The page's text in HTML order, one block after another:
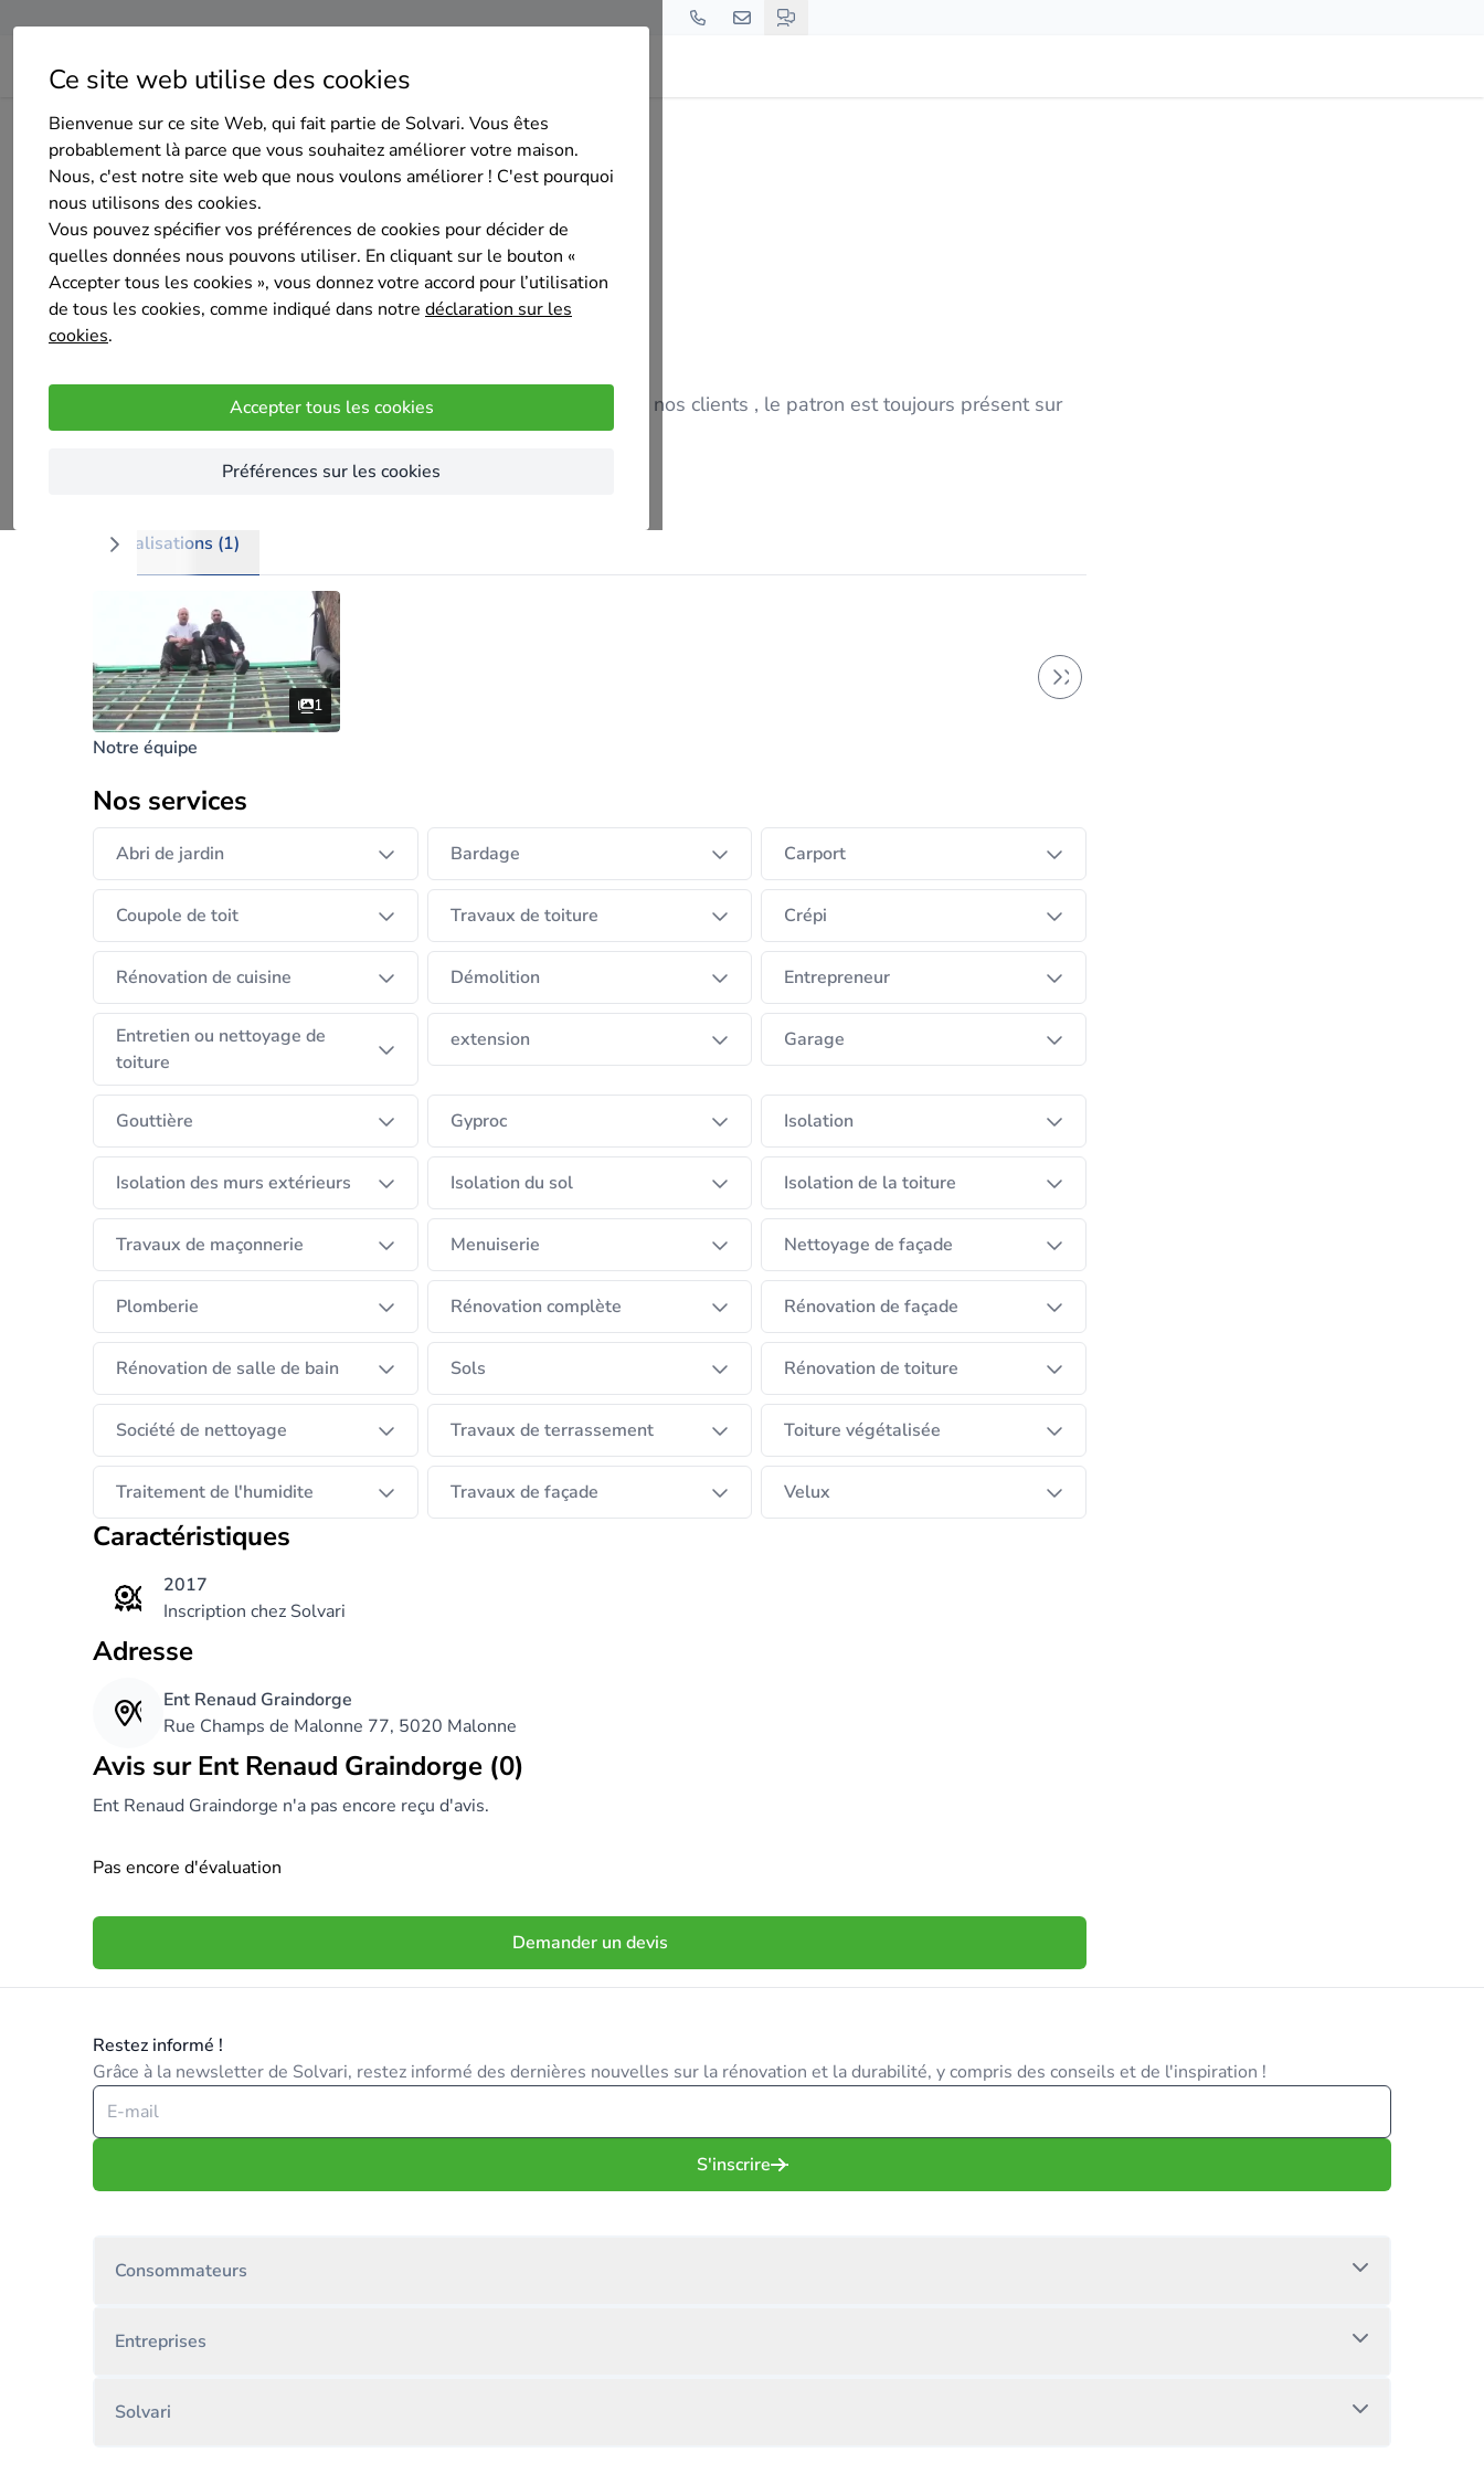
Ce site web utilise des cookies
Bienvenue sur ce site Web, qui fait partie de Solvari. Vous êtes
probablement là parce que vous souhaitez améliorer votre maison.
Nous, c'est notre site web que nous voulons améliorer ! C'est pourquoi
nous utilisons des cookies.
Vous pouvez spécifier vos préférences de cookies pour décider de
quelles données nous pouvons utiliser. En cliquant sur le bouton «
Accepter tous les cookies », vous donnez votre accord pour l’utilisation
de tous les cookies, comme indiqué dans notre déclaration sur les
cookies.
Accepter tous les cookies
Préférences sur les cookies
Page d'accueil Aperçu des entreprises Ent Renaud Graindorge
Ent Renaud Graindorge
Pas encore d'évaluation
Nous sommes une entreprise général et familial a l 'écoute de nos clients , le patron est toujours présent sur
chantier.
Réalisations (1)
1
Notre équipe
Nos services
Abri de jardin Bardage Carport
Coupole de toit Travaux de toiture Crépi
Rénovation de cuisine Démolition Entrepreneur
Entretien ou nettoyage de
toiture
extension Garage
Gouttière Gyproc Isolation
Isolation des murs extérieurs Isolation du sol Isolation de la toiture
Travaux de maçonnerie Menuiserie Nettoyage de façade
Plomberie Rénovation complète Rénovation de façade
Rénovation de salle de bain Sols Rénovation de toiture
Société de nettoyage Travaux de terrassement Toiture végétalisée
Traitement de l'humidite Travaux de façade Velux
Caractéristiques
2017
Inscription chez Solvari
Adresse
Ent Renaud Graindorge
Rue Champs de Malonne 77, 5020 Malonne
Avis sur Ent Renaud Graindorge (0)
Ent Renaud Graindorge n'a pas encore reçu d'avis.
Pas encore d'évaluation
Demander un devis
Restez informé !
Grâce à la newsletter de Solvari, restez informé des dernières nouvelles sur la rénovation et la durabilité, y compris des conseils et de l'inspiration !
S'inscrire
Consommateurs
Entreprises
Solvari